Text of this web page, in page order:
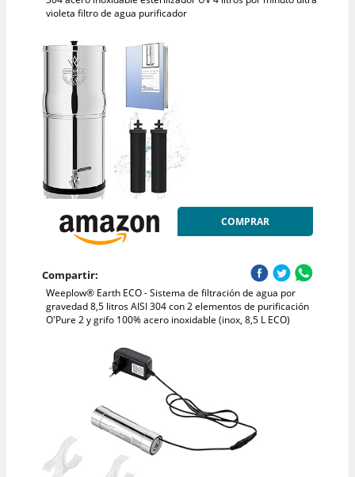
violeta filtro de agua purificador
COMPRAR
Compartir:
Weeplow® Earth ECO - Sistema de filtración de agua por
gravedad 8,5 litros AISI 304 con 2 elementos de purificación
O'Pure 2 y grifo 100% acero inoxidable (inox, 8,5 L ECO)